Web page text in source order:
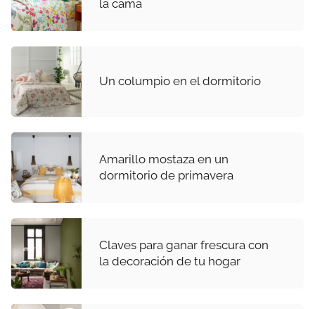
la cama
Un columpio en el dormitorio
Amarillo mostaza en un
dormitorio de primavera
Claves para ganar frescura con
la decoración de tu hogar